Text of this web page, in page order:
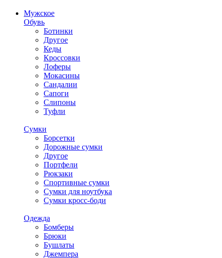
Мужское
Обувь
Ботинки
Другое
Кеды
Кроссовки
Лоферы
Мокасины
Сандалии
Сапоги
Слипоны
Туфли
Сумки
Борсетки
Дорожные сумки
Другое
Портфели
Рюкзаки
Спортивные сумки
Сумки для ноутбука
Сумки кросс-боди
Одежда
Бомберы
Брюки
Бушлаты
Джемпера